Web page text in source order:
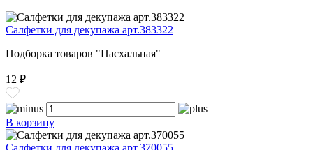
Салфетки для декупажа арт.383322
Подборка товаров "Пасхальная"
12 ₽
В корзину